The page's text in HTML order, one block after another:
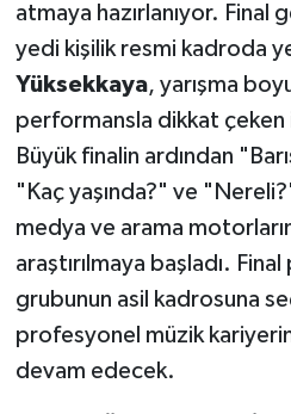
atmaya hazırlanıyor. Final
yedi kişilik resmi kadroda
Yüksekkaya, yarışma
performansla dikkat
Büyük finalin ardından
"Kaç yaşında?" ve
medya ve arama
araştırılmaya başladı.
grubunun asil kadrosuna
profesyonel müzik
devam edecek.
Yaşam
KAHRAMANMARAŞ